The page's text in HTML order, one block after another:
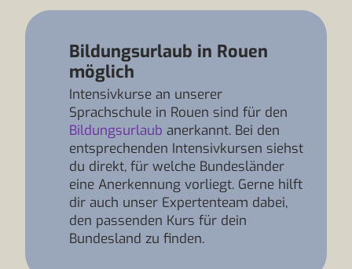
Bildungsurlaub in Rouen
möglich
Intensivkurse an unserer
Sprachschule in Rouen sind für den
Bildungsurlaub anerkannt. Bei den
entsprechenden Intensivkursen siehst
du direkt, für welche Bundesländer
eine Anerkennung vorliegt. Gerne hilft
dir auch unser Expertenteam dabei,
den passenden Kurs für dein
Bundesland zu finden.